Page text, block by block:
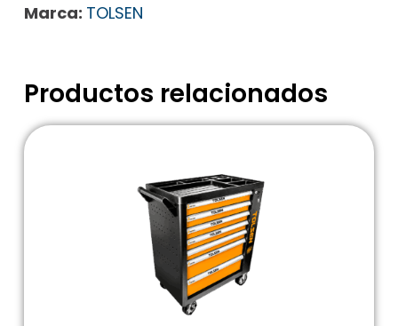
Marca: TOLSEN
Productos relacionados